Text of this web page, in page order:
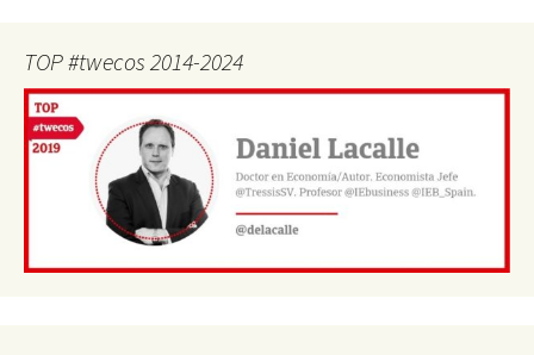
TOP #twecos 2014-2024